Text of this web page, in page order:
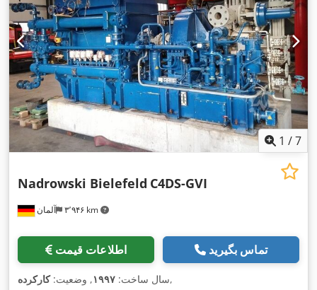
1 /7
آلمان ۳٬۹۴۶ km
Nadrowski Bielefeld C4DS-GVI
اطلاعات قیمت تماس بگیرید
سال ساخت: ۱۹۹۷, وضعیت:کارکرده ,